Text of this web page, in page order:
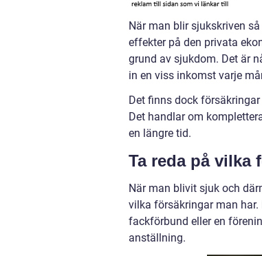
När man blir sjukskriven
effekter på den privata
grund av sjukdom. Det är
in en viss inkomst varje
Det finns dock
Det handlar om
en längre tid.
Ta reda på vilka
När man blivit sjuk och
vilka försäkringar man
fackförbund eller en
anställning.